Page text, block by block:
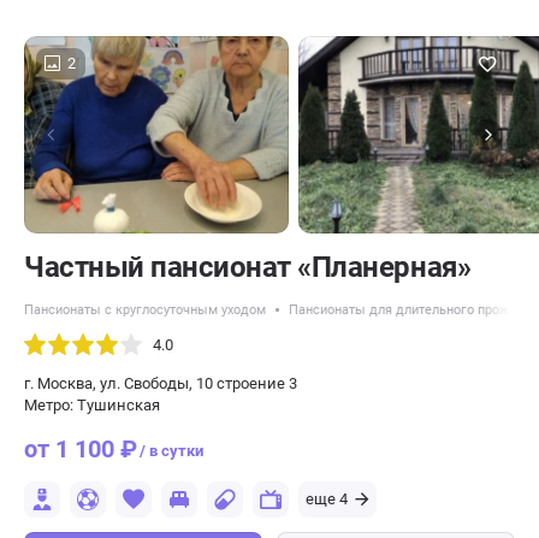
2
Частный пансионат «Планерная»
Пансионаты с круглосуточным уходом Пансионаты для длительного
4.0
г. Москва, ул. Свободы, 10 строение 3
Метро: Тушинская
от 1 100 ₽/ в сутки
еще 4